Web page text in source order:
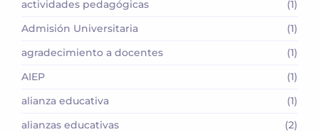
actividades pedagógicas
(1)
Admisión Universitaria
(1)
agradecimiento a docentes
(1)
AIEP
(1)
alianza educativa
(1)
alianzas educativas
(2)